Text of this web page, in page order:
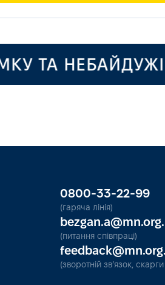
НЕБАЙДУЖІСТЬ!
0800-33-22-99
(гаряча лінія)
(питання співпраці)
(зворотній зв’язок,